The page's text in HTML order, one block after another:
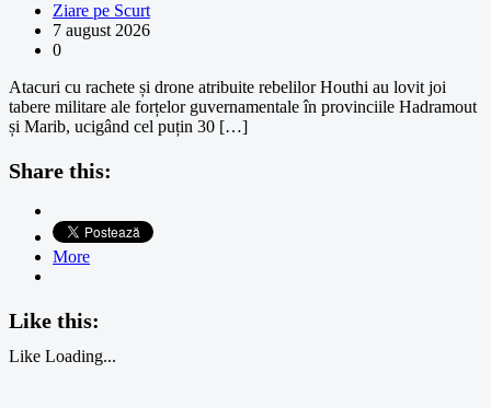
Ziare pe Scurt
7 august 2026
0
Atacuri cu rachete și drone atribuite rebelilor Houthi au lovit joi
tabere militare ale forțelor guvernamentale în provinciile Hadramout
și Marib, ucigând cel puțin 30 […]
Share this:
More
Like this:
Like Loading...